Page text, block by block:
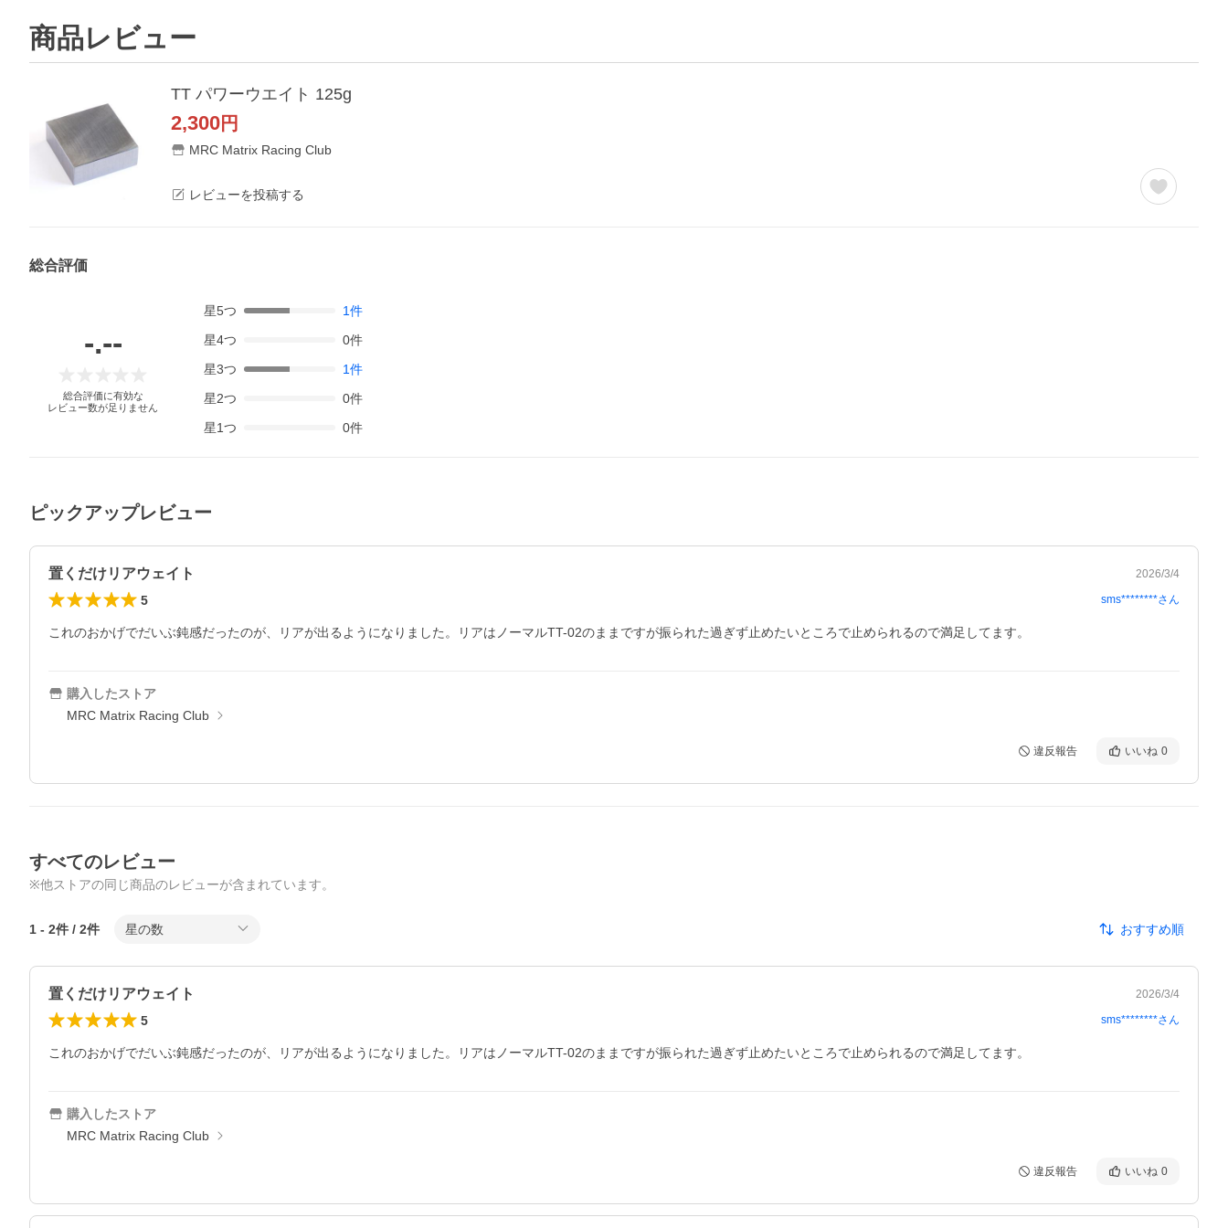
商品レビュー
TT パワーウエイト 125g
2,300円
MRC Matrix Racing Club
レビューを投稿する
総合評価
-.--
総合評価に有効な
レビュー数が足りません
星5つ 1件
星4つ 0件
星3つ 1件
星2つ 0件
星1つ 0件
ピックアップレビュー
置くだけリアウェイト 2026/3/4
5 sms********さん
これのおかげでだいぶ鈍感だったのが、リアが出るようになりました。リアはノーマルTT-02のままですが振られた過ぎず止めたいところで止められるので満足してます。
購入したストア
MRC Matrix Racing Club
違反報告 いいね 0
すべてのレビュー
※他ストアの同じ商品のレビューが含まれています。
1 - 2件 / 2件 星の数 おすすめ順
置くだけリアウェイト 2026/3/4
5 sms********さん
これのおかげでだいぶ鈍感だったのが、リアが出るようになりました。リアはノーマルTT-02のままですが振られた過ぎず止めたいところで止められるので満足してます。
購入したストア
MRC Matrix Racing Club
違反報告 いいね 0